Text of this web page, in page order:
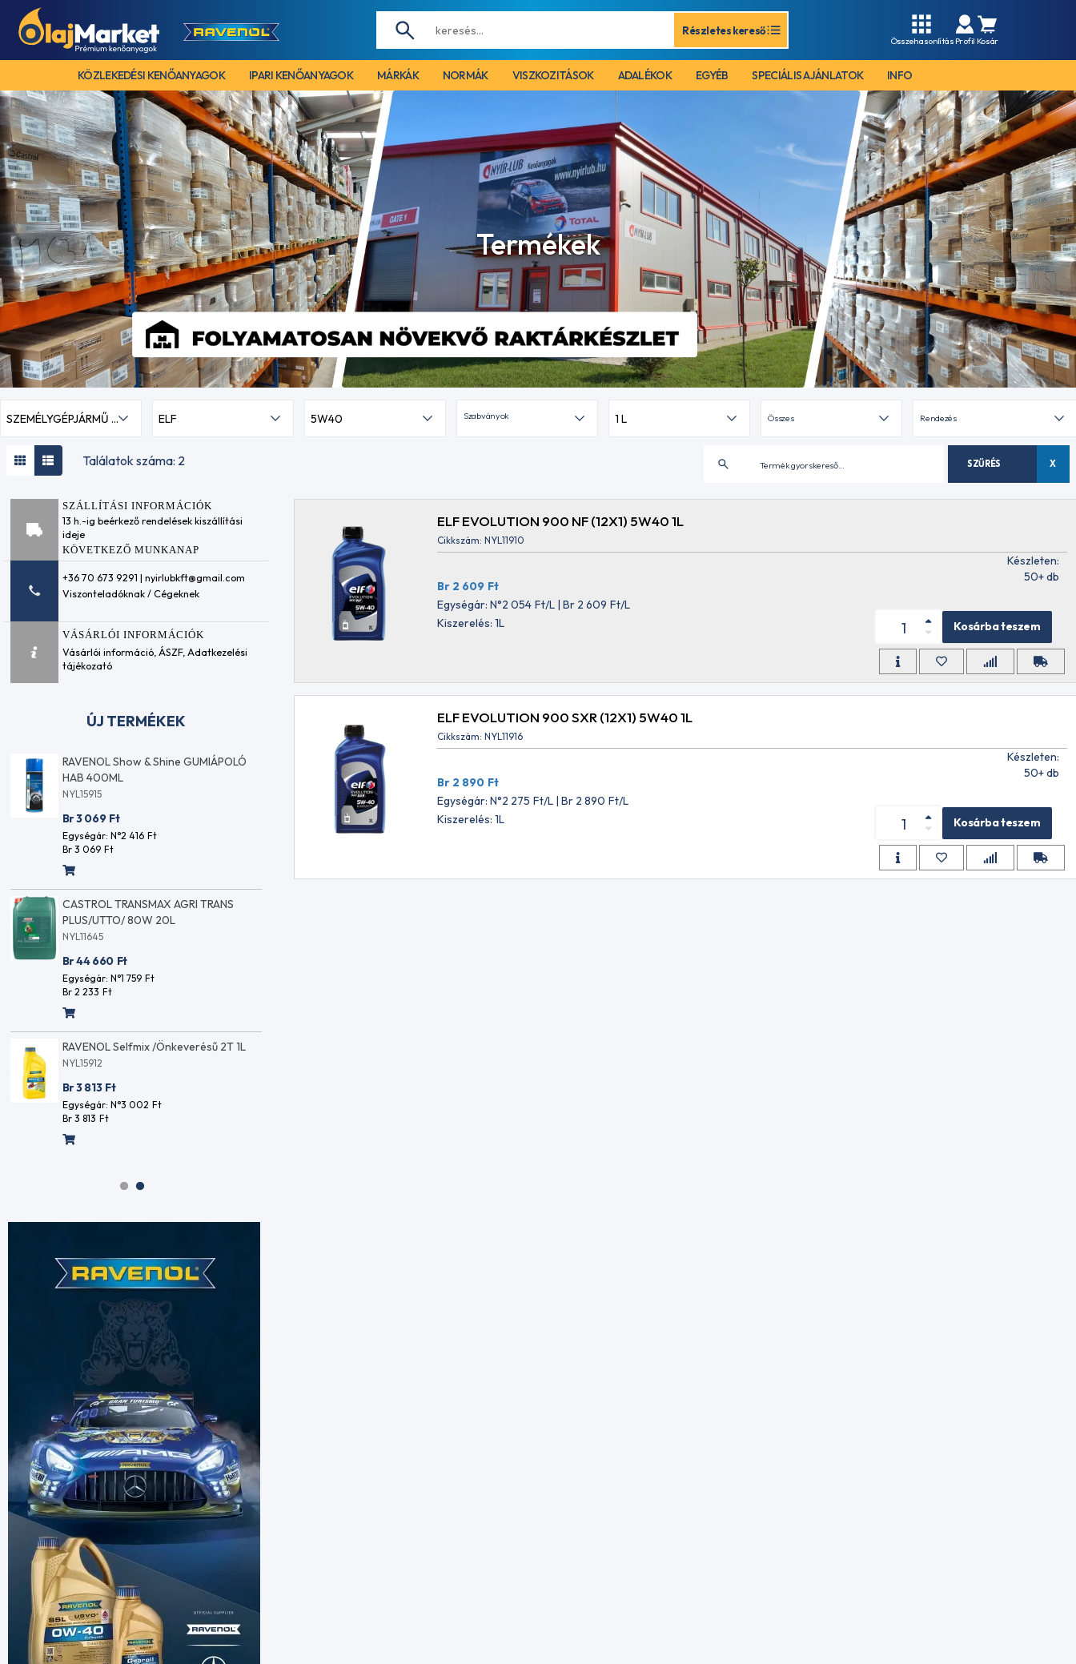
Részletes kereső
Összehasonlítás Profil Kosár
KÖZLEKEDÉSI KENŐANYAGOK IPARI KENŐANYAGOK MÁRKÁK NORMÁK VISZKOZITÁSOK ADALÉKOK EGYÉB SPECIÁLIS AJÁNLATOK INFO
Termékek
SZEMÉLYGÉPJÁRMŰ MOTOROLAJOK
ELF 5W40 Szabványok 1 L
Találatok száma: 2 SZŰRÉS X
SZÁLLÍTÁSI INFORMÁCIÓK
13 h.-ig beérkező rendelések kiszállítási
ideje
KÖVETKEZŐ MUNKANAP
+36 70 673 9291 | nyirlubkft@gmail.com
Viszonteladóknak / Cégeknek
VÁSÁRLÓI INFORMÁCIÓK
Vásárlói információ,ÁSZF,Adatkezelési
tájékozató
ÚJ TERMÉKEK
RAVENOL Show & Shine GUMIÁPOLÓ
HAB 400ML
NYL15915
Br 3 069 Ft
Egységár: N°2 416 Ft
Br 3 069 Ft
CASTROL TRANSMAX AGRI TRANS
PLUS/UTTO/ 80W 20L
NYL11645
Br 44 660 Ft
Egységár: N°1 759 Ft
Br 2 233 Ft
RAVENOL Selfmix /Önkeverésű 2T 1L
NYL15912
Br 3 813 Ft
Egységár: N°3 002 Ft
Br 3 813 Ft
RAVENOL Windshield Sealing /
VÍZLEPERGETŐ 100ML
NYL15924
Br 1 875
Egységár: N°1 476
ELF EVOLUTION 900 NF (12X1) 5W40 1L
Cikkszám: NYL11910
Br 2 609 Ft
Egységár: N°2 054 Ft/L | Br 2 609 Ft/L
Kiszerelés: 1L
Készleten:
50+ db
Kosárba teszem
ELF EVOLUTION 900 SXR (12X1) 5W40 1L
Cikkszám: NYL11916
Br 2 890 Ft
Egységár: N°2 275 Ft/L | Br 2 890 Ft/L
Kiszerelés: 1L
Készleten:
50+ db
Kosárba teszem